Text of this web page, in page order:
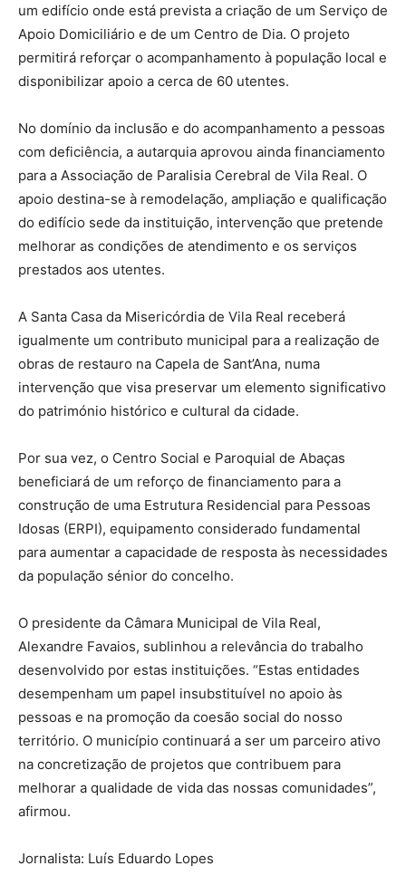
um edifício onde está prevista a criação de um Serviço de
Apoio Domiciliário e de um Centro de Dia. O projeto
permitirá reforçar o acompanhamento à população local e
disponibilizar apoio a cerca de 60 utentes.
No domínio da inclusão e do acompanhamento a pessoas
com deficiência, a autarquia aprovou ainda financiamento
para a Associação de Paralisia Cerebral de Vila Real. O
apoio destina-se à remodelação, ampliação e qualificação
do edifício sede da instituição, intervenção que pretende
melhorar as condições de atendimento e os serviços
prestados aos utentes.
A Santa Casa da Misericórdia de Vila Real receberá
igualmente um contributo municipal para a realização de
obras de restauro na Capela de Sant’Ana, numa
intervenção que visa preservar um elemento significativo
do património histórico e cultural da cidade.
Por sua vez, o Centro Social e Paroquial de Abaças
beneficiará de um reforço de financiamento para a
construção de uma Estrutura Residencial para Pessoas
Idosas (ERPI), equipamento considerado fundamental
para aumentar a capacidade de resposta às necessidades
da população sénior do concelho.
O presidente da Câmara Municipal de Vila Real,
Alexandre Favaios, sublinhou a relevância do trabalho
desenvolvido por estas instituições. “Estas entidades
desempenham um papel insubstituível no apoio às
pessoas e na promoção da coesão social do nosso
território. O município continuará a ser um parceiro ativo
na concretização de projetos que contribuem para
melhorar a qualidade de vida das nossas comunidades”,
afirmou.
Jornalista: Luís Eduardo Lopes